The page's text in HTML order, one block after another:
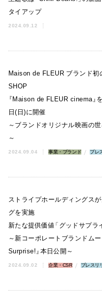
タイアップ
2024.09.12
Maison de FLEUR ブランド初
SHOP
『Maison de FLEUR cinema 』
日(日)に開催
～ブランドオリジナル映画の
～
2024.09.04 事業・ブランド プレ
ストライプホールディングス
グを実施
新たな提供価値「 グッドサプラ
～新コーポレートブランドム
Surprise! 』本日公開～
2024.09.02 企業・CSR プレスリ